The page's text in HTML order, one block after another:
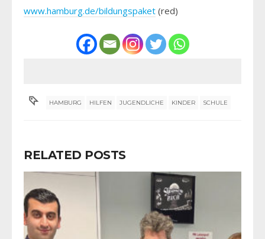
www.hamburg.de/bildungspaket (red)
HAMBURG HILFEN JUGENDLICHE KINDER SCHULE
RELATED POSTS